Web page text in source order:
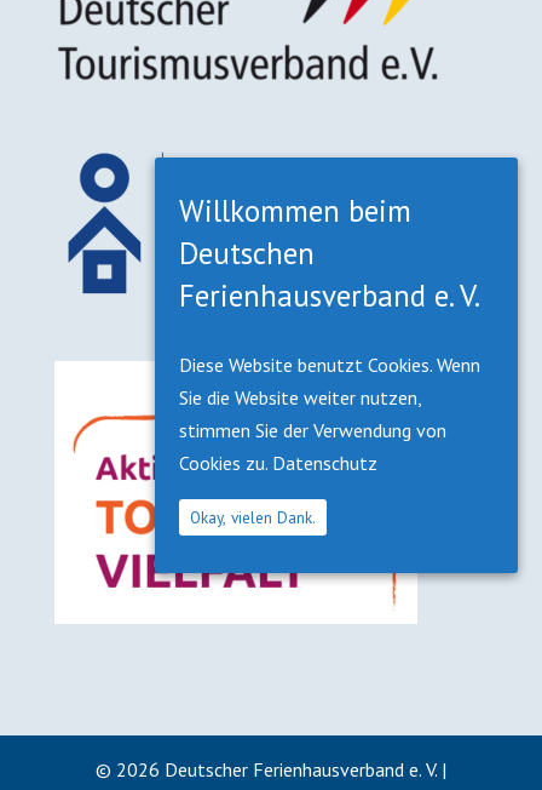
© 2026 Deutscher Ferienhausverband e. V. |
Willkommen beim
Deutschen
Ferienhausverband e. V.
Diese Website benutzt Cookies. Wenn
Sie die Website weiter nutzen,
stimmen Sie der Verwendung von
Cookies zu. Datenschutz
Okay, vielen Dank.